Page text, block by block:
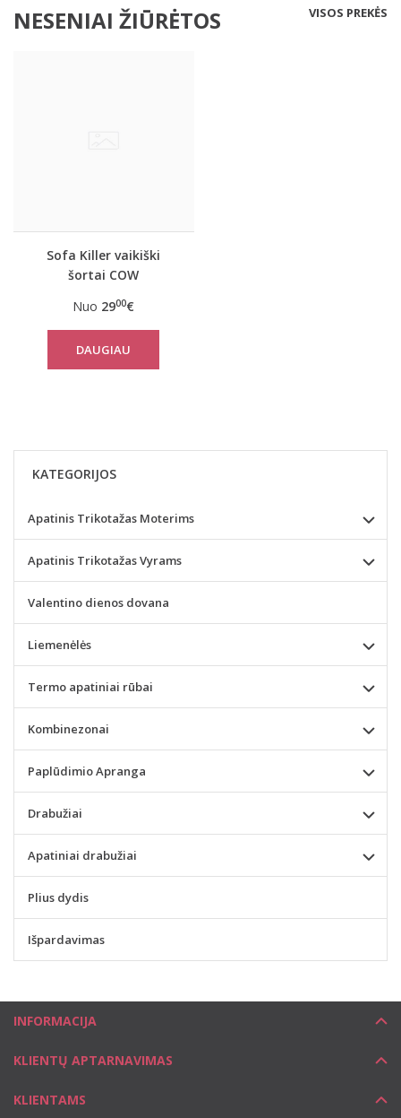
NESENIAI ŽIŪRĖTOS VISOS PREKĖS
Sofa Killer vaikiški
šortai COW
Nuo 2900€
DAUGIAU
KATEGORIJOS
Apatinis Trikotažas Moterims
Apatinis Trikotažas Vyrams
Valentino dienos dovana
Liemenėlės
Termo apatiniai rūbai
Kombinezonai
Paplūdimio Apranga
Drabužiai
Apatiniai drabužiai
Plius dydis
Išpardavimas
INFORMACIJA
KLIENTŲ APTARNAVIMAS
KLIENTAMS